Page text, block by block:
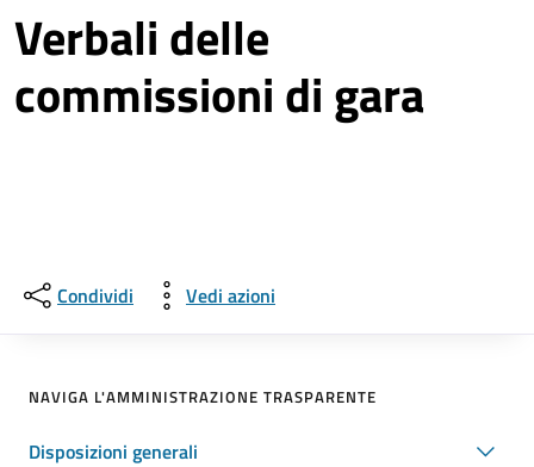
Verbali delle
commissioni di gara
Condividi Vedi azioni
NAVIGA L'AMMINISTRAZIONE TRASPARENTE
Disposizioni generali